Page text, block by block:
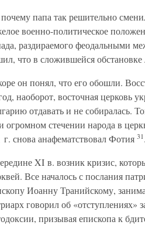
папа так решительно
военно-политическое
раздираемого феодальными
что в сложившейся
он понял, что его обошли.
наоборот, восточная церковь
отдавать и не собиралась.
огромном стечении народа в
г. снова анафематствовал Фотия 31
XI в. возник кризис,
Все началось с послания
Иоанну Транийскому,
говорил об «отступлениях»
призывая епископа к